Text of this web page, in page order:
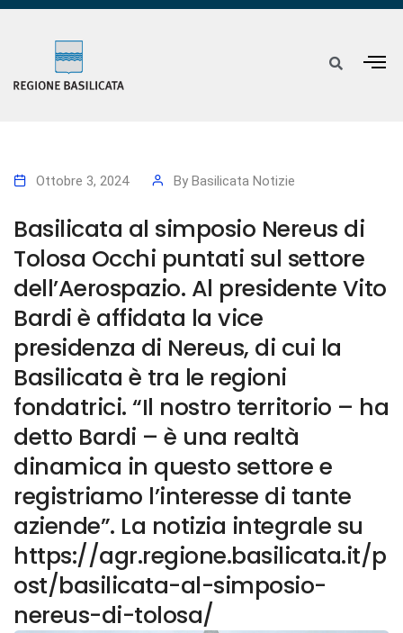
Ottobre 3, 2024 By Basilicata Notizie
Basilicata al simposio Nereus di
Tolosa Occhi puntati sul settore
dell’Aerospazio. Al presidente Vito
Bardi è affidata la vice
presidenza di Nereus, di cui la
Basilicata è tra le regioni
fondatrici. “Il nostro territorio – ha
detto Bardi – è una realtà
dinamica in questo settore e
registriamo l’interesse di tante
aziende”. La notizia integrale su
https://agr.regione.basilicata.it/p
ost/basilicata-al-simposio-
nereus-di-tolosa/